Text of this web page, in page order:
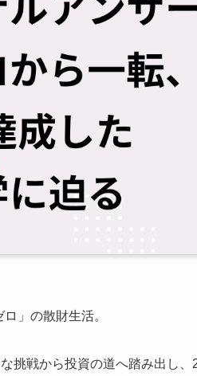
」の散財生活。
挑戦から投資の道へ踏み出し